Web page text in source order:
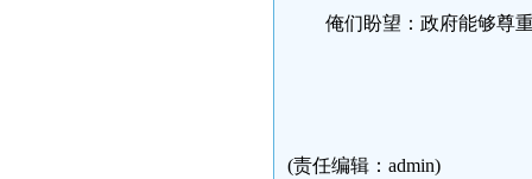
俺们盼望：政府能够尊
(责任编辑：admin)